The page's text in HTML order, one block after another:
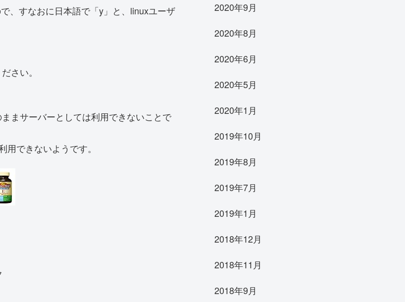
、すなおに日本語で「y」と、linuxユーザ
さい。
まサーバーとしては利用できないことで
できないようです。
2020年9月
2020年8月
2020年6月
2020年5月
2020年1月
2019年10月
2019年8月
2019年7月
2019年1月
2018年12月
2018年11月
2018年9月